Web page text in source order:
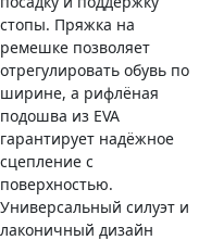
стопы. Пряжка на
ремешке позволяет
отрегулировать обувь по
ширине, а рифлёная
подошва из EVA
гарантирует надёжное
сцепление с
поверхностью.
Универсальный силуэт и
лаконичный дизайн